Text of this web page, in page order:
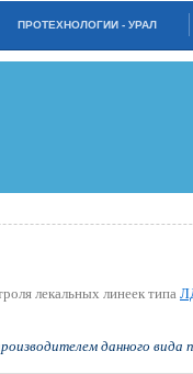
ПРОТЕХНОЛОГИИ - УРАЛ
лекальных линеек типа
данного вида